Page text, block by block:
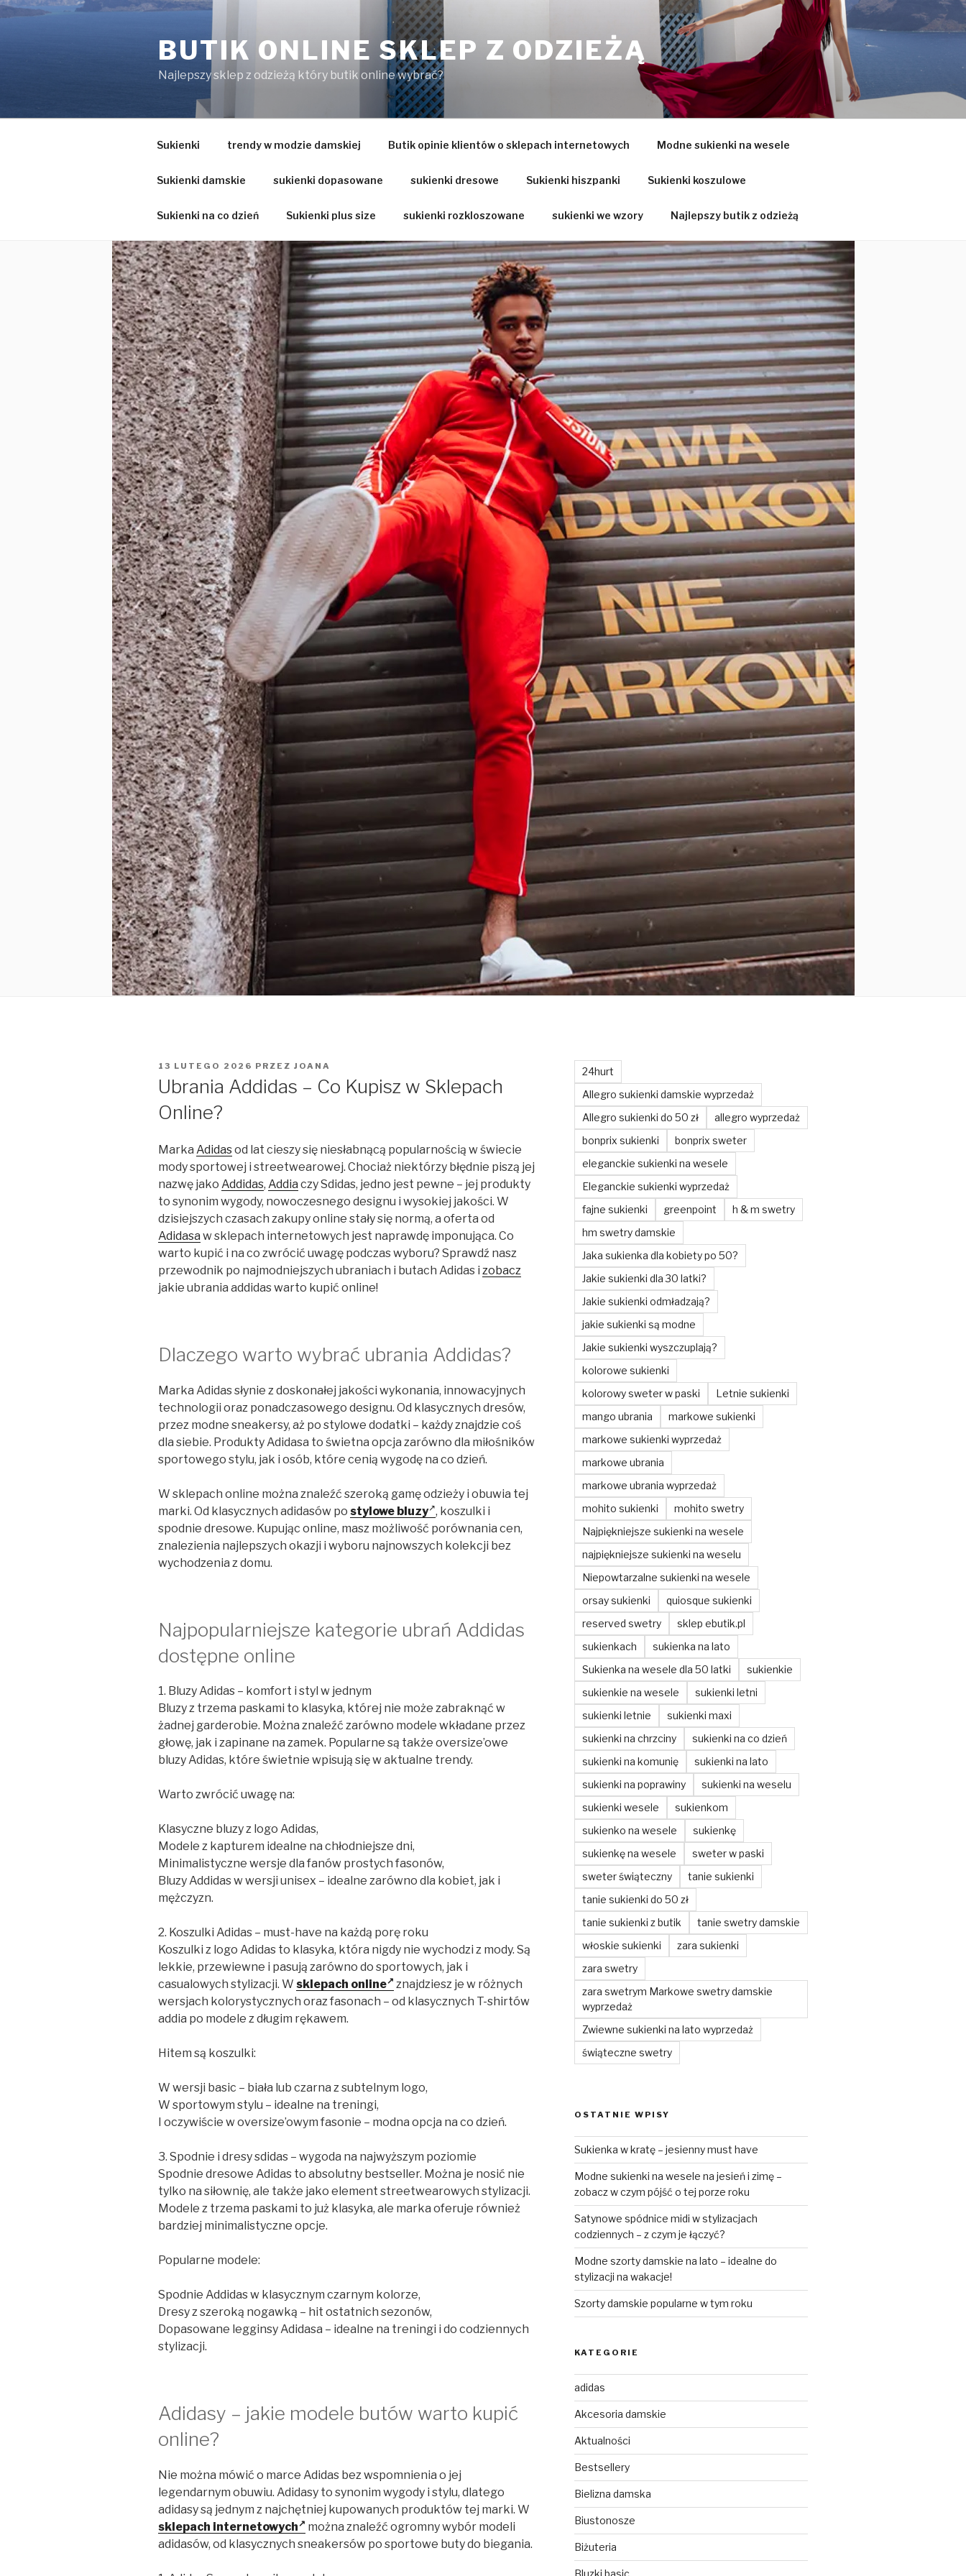
Przejdź
BUTIK ONLINE SKLEP Z ODZIEŻĄ
Najlepszy sklep z odzieżą który butik online wybrać?
Sukienki trendy w modzie damskiej Butik opinie klientów o sklepach internetowych Modne sukienki na wesele
Sukienki damskie sukienki dopasowane sukienki dresowe Sukienki hiszpanki Sukienki koszulowe
Sukienki na co dzień Sukienki plus size sukienki rozkloszowane sukienki we wzory Najlepszy butik z odzieżą
OPUBLIKOWANE
13 LUTEGO 2026 PRZEZ JOANA
Ubrania Addidas – Co Kupisz w Sklepach
Online?
Marka Adidasod lat cieszy się niesłabnącą popularnością w świecie
mody sportowej i streetwearowej. Chociaż niektórzy błędnie piszą jej
nazwę jako Addidas, Addia czy Sdidas, jedno jest pewne – jej produkty
to synonim wygody, nowoczesnego designu i wysokiej jakości. W
dzisiejszych czasach zakupy online stały się normą, a oferta od
Adidasa w sklepach internetowych jest naprawdę imponująca. Co
warto kupić i na co zwrócić uwagę podczas wyboru? Sprawdź nasz
przewodnik po najmodniejszych ubraniach i butach Adidas i zobacz
jakie ubrania addidas warto kupić online!
Dlaczego warto wybrać ubrania Addidas?
Marka Adidas słynie z doskonałej jakości wykonania, innowacyjnych
technologii oraz ponadczasowego designu. Od klasycznych dresów,
przez modne sneakersy, aż po stylowe dodatki – każdy znajdzie coś
dla siebie. Produkty Adidasa to świetna opcja zarówno dla miłośników
sportowego stylu, jak i osób, które cenią wygodę na co dzień.
W sklepach online można znaleźć szeroką gamę odzieży i obuwia tej
marki. Od klasycznych adidasów po stylowe bluzy , koszulki i
spodnie dresowe. Kupując online, masz możliwość porównania cen,
znalezienia najlepszych okazji i wyboru najnowszych kolekcji bez
wychodzenia z domu.
Najpopularniejsze kategorie ubrań Addidas
dostępne online
1. Bluzy Adidas – komfort i styl w jednym
Bluzy z trzema paskami to klasyka, której nie może zabraknąć w
żadnej garderobie. Można znaleźć zarówno modele wkładane przez
głowę, jak i zapinane na zamek. Popularne są także oversize’owe
bluzy Adidas, które świetnie wpisują się w aktualne trendy.
Warto zwrócić uwagę na:
Klasyczne bluzy z logo Adidas,
Modele z kapturem idealne na chłodniejsze dni,
Minimalistyczne wersje dla fanów prostych fasonów,
Bluzy Addidas w wersji unisex – idealne zarówno dla kobiet, jak i
mężczyzn.
2. Koszulki Adidas – must-have na każdą porę roku
Koszulki z logo Adidas to klasyka, która nigdy nie wychodzi z mody. Są
lekkie, przewiewne i pasują zarówno do sportowych, jak i
casualowych stylizacji. W sklepach online
znajdziesz je w różnych
wersjach kolorystycznych oraz fasonach – od klasycznych T-shirtów
addia po modele z długim rękawem.
Hitem są koszulki:
W wersji basic – biała lub czarna z subtelnym logo,
W sportowym stylu – idealne na treningi,
I oczywiście w oversize’owym fasonie – modna opcja na co dzień.
3. Spodnie i dresy sdidas – wygoda na najwyższym poziomie
Spodnie dresowe Adidas to absolutny bestseller. Można je nosić nie
tylko na siłownię, ale także jako element streetwearowych stylizacji.
Modele z trzema paskami to już klasyka, ale marka oferuje również
bardziej minimalistyczne opcje.
Popularne modele:
Spodnie Addidas w klasycznym czarnym kolorze,
Dresy z szeroką nogawką – hit ostatnich sezonów,
Dopasowane legginsy Adidasa – idealne na treningi i do codziennych
stylizacji.
Adidasy – jakie modele butów warto kupić
online?
Nie można mówić o marce Adidas bez wspomnienia o jej
legendarnym obuwiu. Adidasy to synonim wygody i stylu, dlatego
adidasy są jednym z najchętniej kupowanych produktów tej marki. W
sklepach internetowych
można znaleźć ogromny wybór modeli
adidasów, od klasycznych sneakersów po sportowe buty do biegania.
24hurt
Allegro sukienki damskie wyprzedaż
Allegro sukienki do 50 zł
allegro wyprzedaż
bonprix sukienki
bonprix sweter
eleganckie sukienki na wesele
Eleganckie sukienki wyprzedaż
fajne sukienki
greenpoint
h & m swetry
hm swetry damskie
Jaka sukienka dla kobiety po 50?
Jakie sukienki dla 30 latki?
Jakie sukienki odmładzają?
jakie sukienki są modne
Jakie sukienki wyszczuplają?
kolorowe sukienki
kolorowy sweter w paski
Letnie sukienki
mango ubrania
markowe sukienki
markowe sukienki wyprzedaż
markowe ubrania
markowe ubrania wyprzedaż
mohito sukienki
mohito swetry
Najpiękniejsze sukienki na wesele
najpiękniejsze sukienki na weselu
Niepowtarzalne sukienki na wesele
orsay sukienki
quiosque sukienki
reserved swetry
sklep ebutik.pl
sukienkach
sukienka na lato
Sukienka na wesele dla 50 latki
sukienkie
sukienkie na wesele
sukienki letni
sukienki letnie
sukienki maxi
sukienki na chrzciny
sukienki na co dzień
sukienki na komunię
sukienki na lato
sukienki na poprawiny
sukienki na weselu
sukienki wesele
sukienkom
sukienko na wesele
sukienkę
sukienkę na wesele
sweter w paski
sweter świąteczny
tanie sukienki
tanie sukienki do 50 zł
tanie sukienki z butik
tanie swetry damskie
włoskie sukienki
zara sukienki
zara swetry
zara swetrym Markowe swetry damskie
wyprzedaż
Zwiewne sukienki na lato wyprzedaż
świąteczne swetry
OSTATNIE WPISY
Sukienka w kratę – jesienny must have
Modne sukienki na wesele na jesień i zimę –
zobacz w czym pójść o tej porze roku
Satynowe spódnice midi w stylizacjach
codziennych – z czym je łączyć?
Modne szorty damskie na lato – idealne do
stylizacji na wakacje!
Szorty damskie popularne w tym roku
KATEGORIE
adidas
Akcesoria damskie
Aktualności
Bestsellery
Bielizna damska
Biustonosze
Biżuteria
Bluzki basic